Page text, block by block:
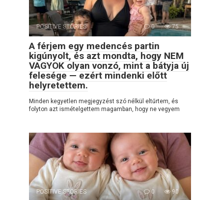
POSITIVE STORIES 0 75
A férjem egy medencés partin
kigúnyolt, és azt mondta, hogy NEM
VAGYOK olyan vonzó, mint a bátyja új
felesége — ezért mindenki előtt
helyretettem.
Minden kegyetlen megjegyzést szó nélkül eltűrtem, és
folyton azt ismételgettem magamban, hogy ne vegyem
POSITIVE STORIES 0 90